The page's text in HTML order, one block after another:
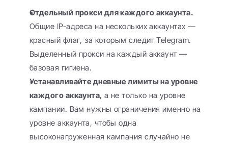
Отдельный прокси для каждого аккаунта.
Общие IP-адреса на нескольких аккаунтах —
красный флаг, за которым следит Telegram.
Выделенный прокси на каждый аккаунт —
базовая гигиена.
Устанавливайте дневные лимиты на уровне
каждого аккаунта, а не только на уровне
кампании. Вам нужны ограничения именно на
уровне аккаунта, чтобы одна
высоконагруженная кампания случайно не